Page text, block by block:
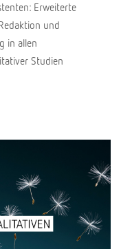
Erweiterte
und
in allen
Studien